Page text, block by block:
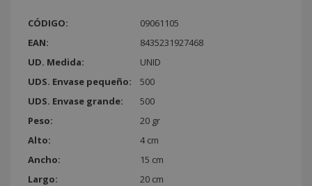
CÓDIGO:
09061105
EAN:
8435231927468
UD. Medida:
UNID
UDS. Envase pequeño:
500
UDS. Envase grande:
500
Peso:
20 gr
Alto:
4 cm
Ancho:
15 cm
Largo:
20 cm